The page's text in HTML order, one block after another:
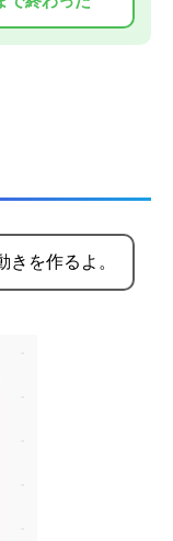
きを作るよ。